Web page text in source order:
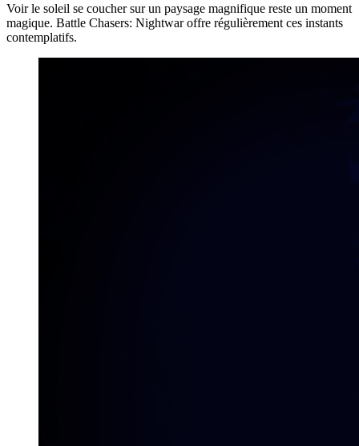
Voir le soleil se coucher sur un paysage magnifique reste un moment
magique. Battle Chasers: Nightwar offre régulièrement ces instants
contemplatifs.